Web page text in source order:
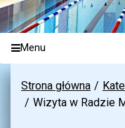
Menu
Strona główna
Wizyta w Radzie